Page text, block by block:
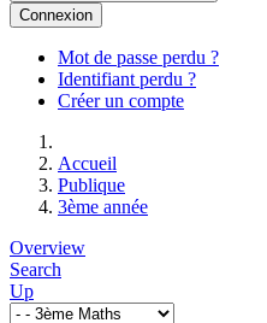
Connexion
Mot de passe perdu ?
Identifiant perdu ?
Créer un compte
Accueil
Publique
3ème année
Overview
Search
Up